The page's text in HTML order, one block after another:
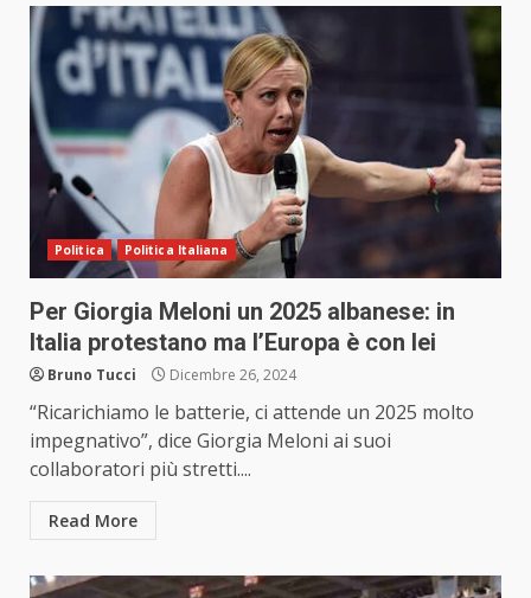
Politica Politica Italiana
Per Giorgia Meloni un 2025 albanese: in
Italia protestano ma l’Europa è con lei
Bruno Tucci Dicembre 26, 2024
“Ricarichiamo le batterie, ci attende un 2025 molto
impegnativo”, dice Giorgia Meloni ai suoi
collaboratori più stretti....
Read More